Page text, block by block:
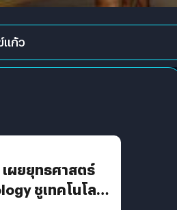
แก้ว
เผยยุทธศาสตร์
ชูเทคโนโลยี